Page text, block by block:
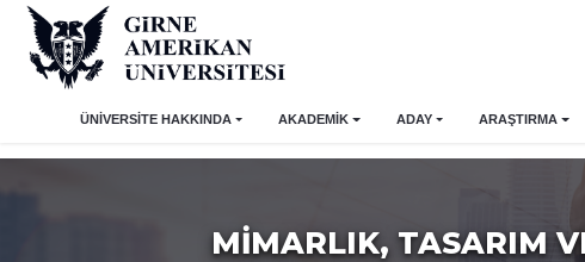
ÜNİVERSİTE HAKKINDA AKADEMİK ADAY ARAŞTIRMA
MİMARLIK, TASARIM